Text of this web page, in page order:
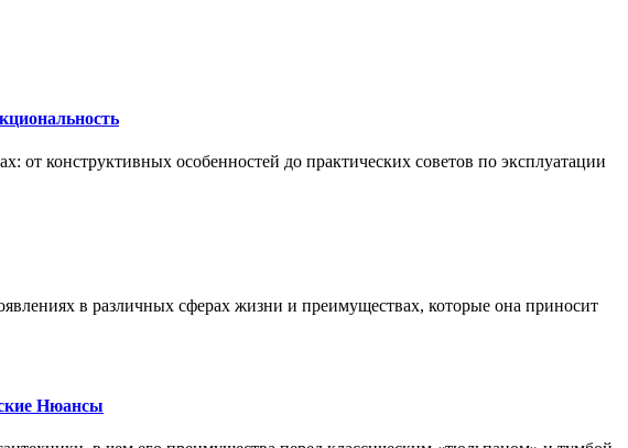
от конструктивных особенностей до практических советов по эксплуатации
в различных сферах жизни и преимуществах, которые она приносит
Нюансы